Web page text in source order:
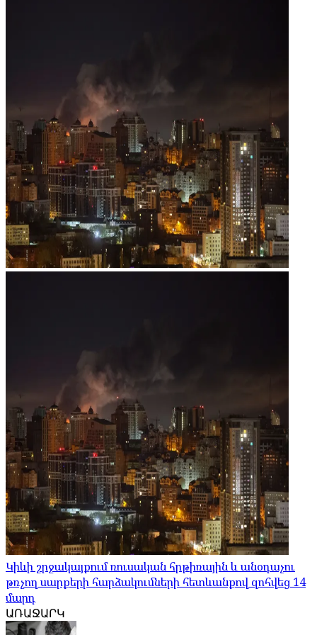
Կիևի շրջակայքում ռուսական հրթիռային և անօդաչու
թռչող սարքերի հարձակումների հետևանքով զոհվեց 14
մարդ
ԱՌԱՋԱՐԿ